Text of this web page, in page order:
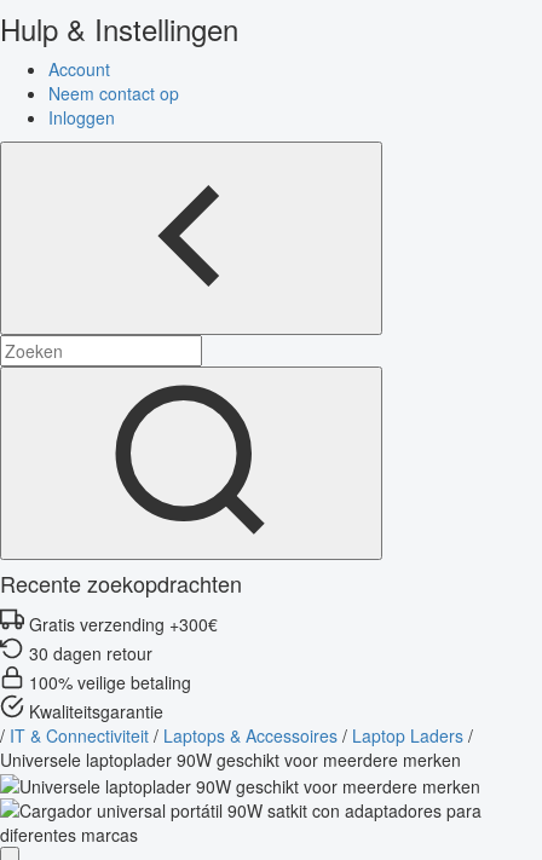
Hulp & Instellingen
Account
Neem contact op
Inloggen
Recente zoekopdrachten
Gratis verzending +300€
30 dagen retour
100% veilige betaling
Kwaliteitsgarantie
/ IT & Connectiviteit / Laptops & Accessoires / Laptop Laders /
Universele laptoplader 90W geschikt voor meerdere merken